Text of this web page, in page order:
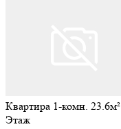
Квартира 1-комн. 23.6м²
Этаж